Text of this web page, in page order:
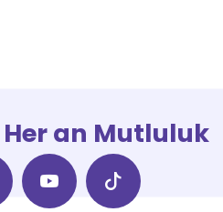
an Mutluluk